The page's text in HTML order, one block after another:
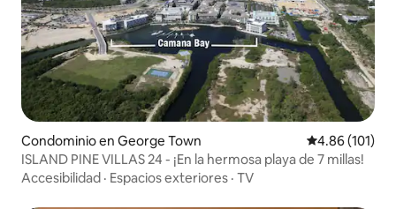
Condominio en George Town Calificación
4.86 (101)
ISLAND PINE VILLAS 24 - ¡En la hermosa playa de 7 millas!
Accesibilidad · Espacios exteriores · TV